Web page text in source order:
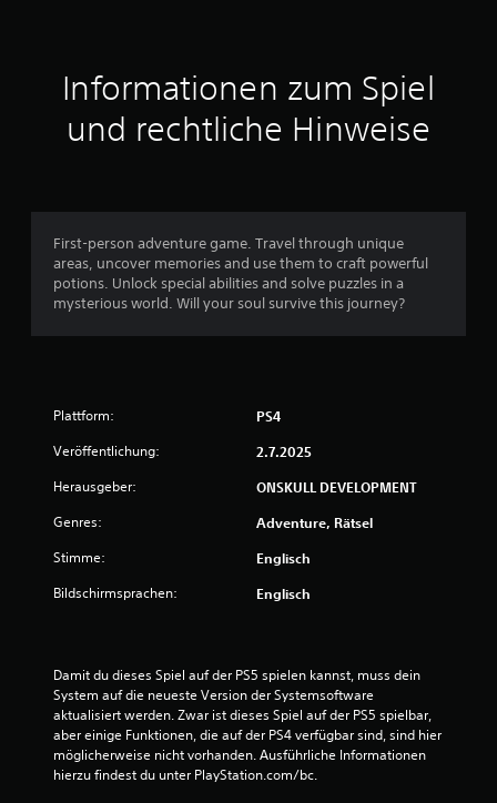
u
s
0
1
B
g
e
n
Informationen zum Spiel
und rechtliche Hinweise
First-person adventure game. Travel through unique
areas, uncover memories and use them to craft powerful
potions. Unlock special abilities and solve puzzles in a
mysterious world. Will your soul survive this journey?
Plattform: PS4
Veröffentlichung: 2.7.2025
Herausgeber: ONSKULL DEVELOPMENT
Genres: Adventure, Rätsel
Stimme: Englisch
Bildschirmsprachen: Englisch
Damit du dieses Spiel auf der PS5 spielen kannst, muss dein
System auf die neueste Version der Systemsoftware
aktualisiert werden. Zwar ist dieses Spiel auf der PS5 spielbar,
aber einige Funktionen, die auf der PS4 verfügbar sind, sind hier
möglicherweise nicht vorhanden. Ausführliche Informationen
hierzu findest du unter PlayStation.com/bc.